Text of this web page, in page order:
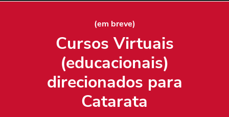
(em breve)
Cursos Virtuais
(educacionais)
direcionados para
Catarata